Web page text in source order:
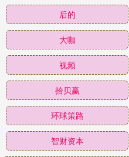
后的
大咖
视频
拾贝赢
环球策路
智财资本